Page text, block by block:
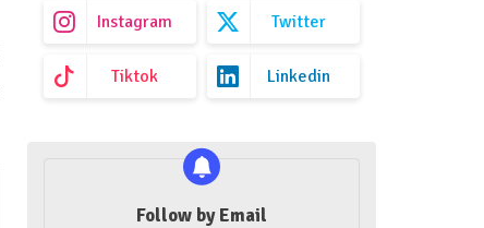
Instagram Twitter
Tiktok Linkedin
Follow by Email